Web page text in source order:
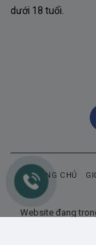
dưới 18 tuổi.
Website đang
TRANG CHỦ